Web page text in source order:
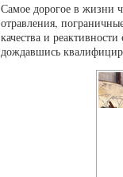
Самое дорогое в жизни
отравления,
качества и
дождавшись